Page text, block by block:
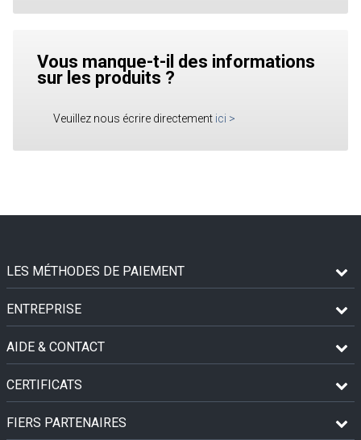
Vous manque-t-il des informations
sur les produits ?
Veuillez nous écrire directement ici >
LES MÉTHODES DE PAIEMENT
ENTREPRISE
AIDE & CONTACT
CERTIFICATS
FIERS PARTENAIRES